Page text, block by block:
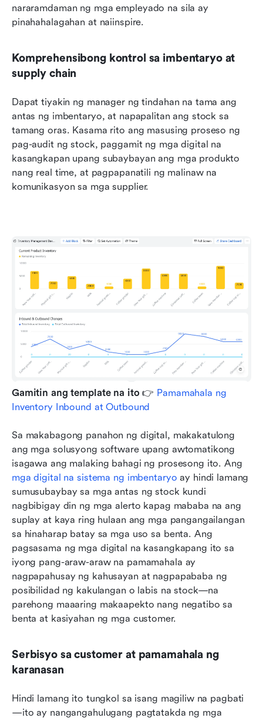
nararamdaman ng mga empleyado na sila ay
pinahahalagahan at naiinspire.
Komprehensibong kontrol sa imbentaryo at
supply chain
Dapat tiyakin ng manager ng tindahan na tama ang
antas ng imbentaryo, at napapalitan ang stock sa
tamang oras. Kasama rito ang masusing proseso ng
pag-audit ng stock, paggamit ng mga digital na
kasangkapan upang subaybayan ang mga produkto
nang real time, at pagpapanatili ng malinaw na
komunikasyon sa mga supplier.
Gamitin ang template na ito 👉 Pamamahala ng
Inventory Inbound at Outbound
Sa makabagong panahon ng digital, makakatulong
ang mga solusyong software upang awtomatikong
mga digital na sistema ng imbentaryo ay hindi lamang
sumusubaybay sa mga antas ng stock kundi
nagbibigay din ng mga alerto kapag mababa na ang
suplay at kaya ring hulaan ang mga pangangailangan
sa hinaharap batay sa mga uso sa benta. Ang
pagsasama ng mga digital na kasangkapang ito sa
iyong pang-araw-araw na pamamahala ay
nagpapahusay ng kahusayan at nagpapababa ng
posibilidad ng kakulangan o labis na stock—na
parehong maaaring makaapekto nang negatibo sa
benta at kasiyahan ng mga customer.
Serbisyo sa customer at pamamahala ng
karanasan
Hindi lamang ito tungkol sa isang magiliw na pagbati
—ito ay nangangahulugang pagtatakda ng mga